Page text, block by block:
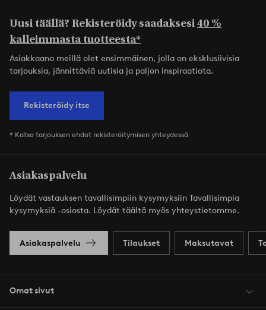
Uusi täällä? Rekisteröidy saadaksesi40 %
kalleimmasta tuotteesta*
Asiakkaana meillä olet ensimmäinen, jolla on eksklusiivisia
tarjouksia, jännittäviä uutisia ja paljon inspiraatiota.
Rekisteröidy itse
* Katso tarjouksen ehdot rekisteröitymisen yhteydessä
Asiakaspalvelu
Löydät vastauksen tavallisimpiin kysymyksiin Tavallisimpia
kysymyksiä -osiosta. Löydät täältä myös yhteystietomme.
Asiakaspalvelu Tilaukset Maksutavat
Omat sivut